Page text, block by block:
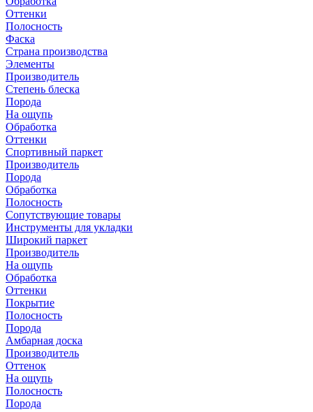
Оттенки
Полосность
Фаска
Страна производства
Элементы
Производитель
Степень блеска
Порода
На ощупь
Обработка
Оттенки
Спортивный паркет
Производитель
Порода
Обработка
Полосность
Сопутствующие товары
Инструменты для укладки
Широкий паркет
Производитель
На ощупь
Обработка
Оттенки
Покрытие
Полосность
Порода
Амбарная доска
Производитель
Оттенок
На ощупь
Полосность
Порода